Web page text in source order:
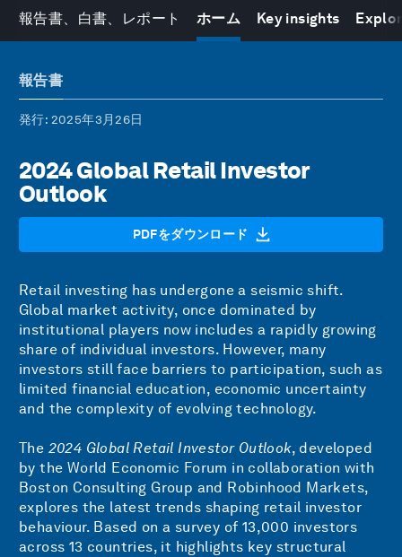
報告書、白書、レポート ホーム Key insights
報告書
発行: 2025年3月26日
2024 Global Retail Investor
Outlook
PDFをダウンロード
Retail investing has undergone a seismic shift.
Global market activity, once dominated by
institutional players now includes a rapidly growing
share of individual investors. However, many
investors still face barriers to participation, such as
limited financial education, economic uncertainty
and the complexity of evolving technology.
The 2024 Global Retail Investor Outlook, developed
by the World Economic Forum in collaboration with
Boston Consulting Group and Robinhood Markets,
explores the latest trends shaping retail investor
behaviour. Based on a survey of 13,000 investors
across 13 countries, it highlights key structural